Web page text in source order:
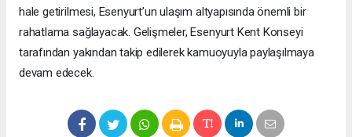
hale getirilmesi, Esenyurt’un ulaşım altyapısında önemli bir
rahatlama sağlayacak. Gelişmeler, Esenyurt Kent Konseyi
tarafından yakından takip edilerek kamuoyuyla paylaşılmaya
devam edecek.